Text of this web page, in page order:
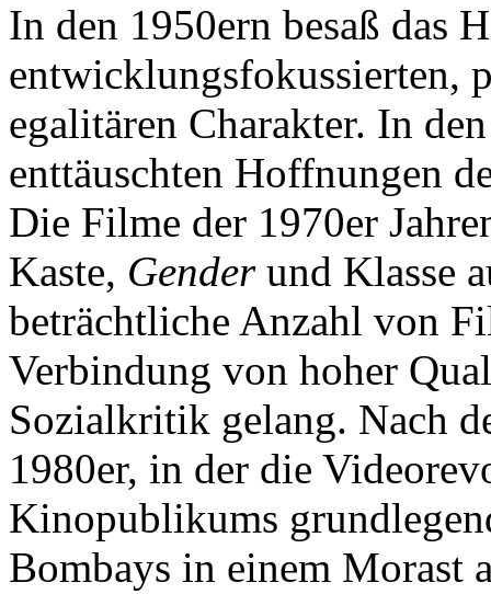
In den 1950ern besaß das
entwicklungsfokussierten,
egalitären Charakter. In
enttäuschten Hoffnungen
Die Filme der 1970er
Kaste, Genderund Klasse
beträchtliche Anzahl von
Verbindung von hoher
Sozialkritik gelang. Nach
1980er, in der die
Kinopublikums
Bombays in einem Morast